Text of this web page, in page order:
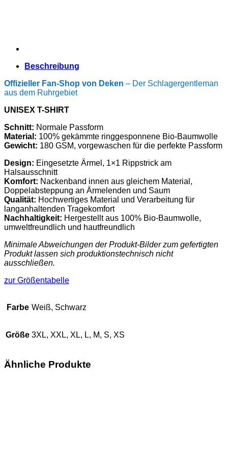
Beschreibung
Offizieller Fan-Shop von Deken – Der Schlagergentleman
aus dem Ruhrgebiet
UNISEX T-SHIRT
Schnitt: Normale Passform
Material: 100% gekämmte ringgesponnene Bio-Baumwolle
Gewicht: 180 GSM, vorgewaschen für die perfekte Passform
Design: Eingesetzte Ärmel, 1×1 Rippstrick am
Halsausschnitt
Komfort: Nackenband innen aus gleichem Material,
Doppelabsteppung an Ärmelenden und Saum
Qualität: Hochwertiges Material und Verarbeitung für
langanhaltenden Tragekomfort
Nachhaltigkeit: Hergestellt aus 100% Bio-Baumwolle,
umweltfreundlich und hautfreundlich
Minimale Abweichungen der Produkt-Bilder zum gefertigten
Produkt lassen sich produktionstechnisch nicht
ausschließen.
zur Größentabelle
Farbe Weiß, Schwarz
Größe 3XL, XXL, XL, L, M, S, XS
Ähnliche Produkte